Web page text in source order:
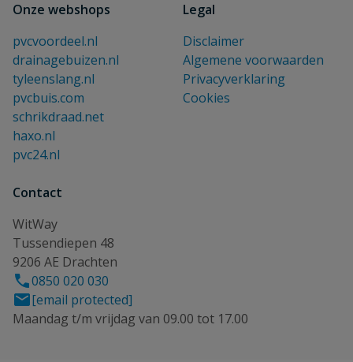
Onze webshops
pvcvoordeel.nl
drainagebuizen.nl
tyleenslang.nl
pvcbuis.com
schrikdraad.net
haxo.nl
pvc24.nl
Legal
Disclaimer
Algemene voorwaarden
Privacyverklaring
Cookies
Contact
WitWay
Tussendiepen 48
9206 AE Drachten
0850 020 030
[email protected]
Maandag t/m vrijdag van 09.00 tot 17.00